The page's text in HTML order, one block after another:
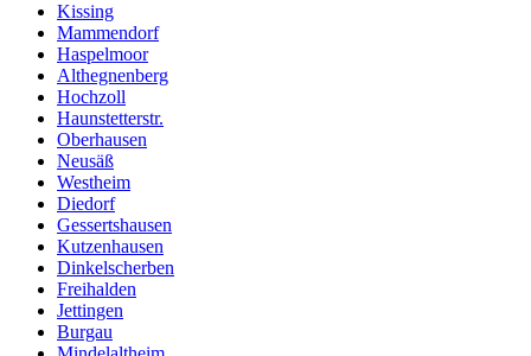
Kissing
Mammendorf
Haspelmoor
Althegnenberg
Hochzoll
Haunstetterstr.
Oberhausen
Neusäß
Westheim
Diedorf
Gessertshausen
Kutzenhausen
Dinkelscherben
Freihalden
Jettingen
Burgau